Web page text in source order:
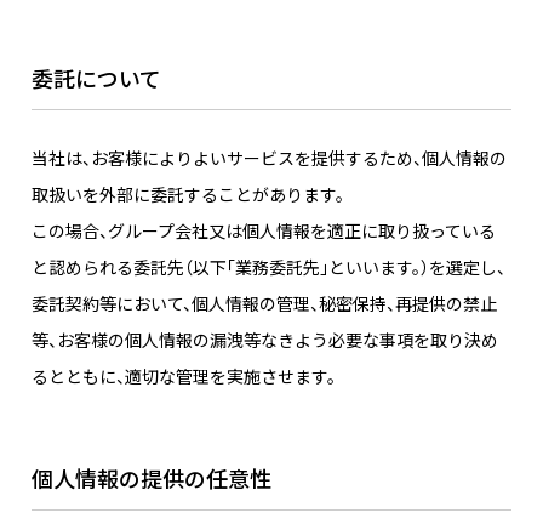
委託について
当社は、お客様によりよいサービスを提供するため、個人情報の
取扱いを外部に委託することがあります。
この場合、グループ会社又は個人情報を適正に取り扱っている
と認められる委託先（以下「業務委託先」といいます。）を選定し、
委託契約等において、個人情報の管理、秘密保持、再提供の禁止
等、お客様の個人情報の漏洩等なきよう必要な事項を取り決め
るとともに、適切な管理を実施させます。
個人情報の提供の任意性